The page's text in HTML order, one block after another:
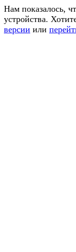
Нам показалось,
устройства.
версии или